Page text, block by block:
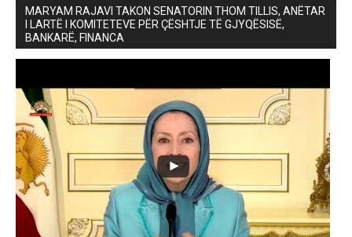
MARYAM RAJAVI TAKON SENATORIN THOM TILLIS, ANËTAR
I LARTË I KOMITETEVE PËR ÇËSHTJE TË GJYQËSISË,
BANKARË, FINANCA